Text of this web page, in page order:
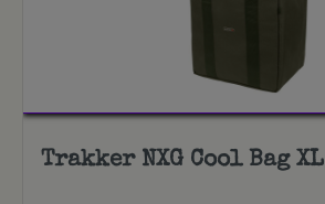
Trakker NXG Cool Bag XL